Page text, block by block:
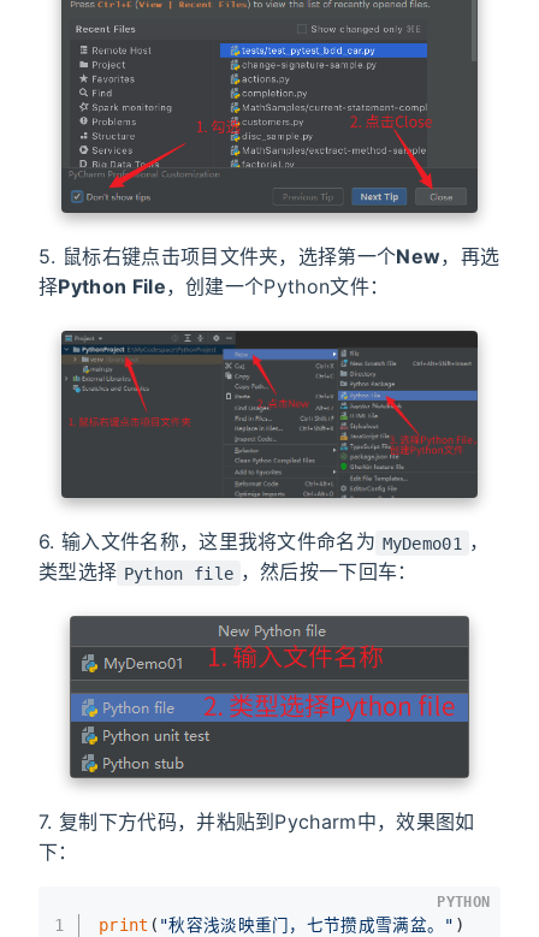
5. 鼠标右键点击项目文件夹，选择第一个New，再选
择Python File，创建一个Python文件：
6. 输入文件名称，这里我将文件命名为 MyDemo01
，
类型选择 Python file ，然后按一下回车：
7. 复制下方代码，并粘贴到Pycharm中，效果图如
下：
1
print ( "秋容浅淡映重门，七节攒成雪满盆。" )
PYTHON